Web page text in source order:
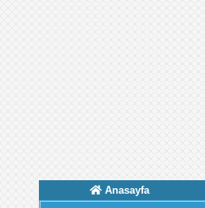
Anasayfa